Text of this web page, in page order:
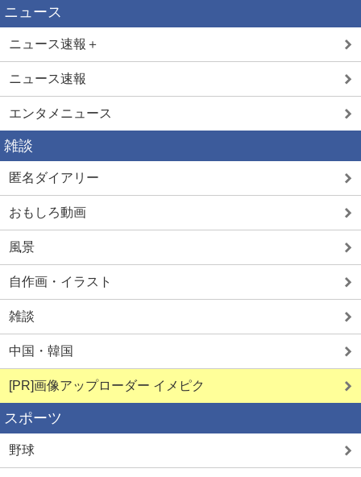
ニュース
ニュース速報＋
ニュース速報
エンタメニュース
雑談
匿名ダイアリー
おもしろ動画
風景
自作画・イラスト
雑談
中国・韓国
[PR]画像アップローダー イメピク
スポーツ
野球